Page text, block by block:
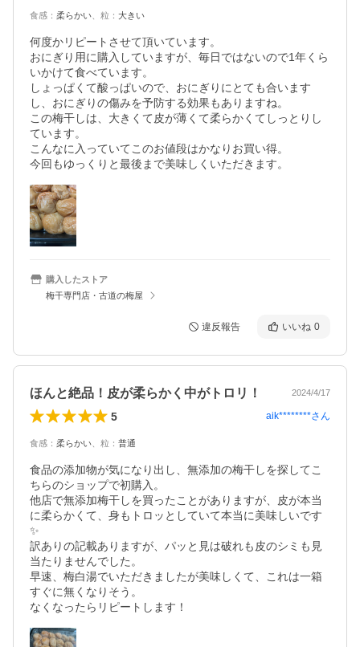
食感 ： 柔らかい 粒 ： 大きい
何度かリピートさせて頂いています。
おにぎり用に購入していますが、毎日ではないので1年くら
いかけて食べています。
しょっぱくて酸っぱいので、おにぎりにとても合います
し、おにぎりの傷みを予防する効果もありますね。
この梅干しは、大きくて皮が薄くて柔らかくてしっとりし
ています。
こんなに入っていてこのお値段はかなりお買い得。
今回もゆっくりと最後まで美味しくいただきます。
購入したストア
梅干専門店・古道の梅屋
違反報告 いいね 0
ほんと絶品！皮が柔らかく中がトロリ！ 2024/4/17
5 aik********さん
食感 ： 柔らかい 粒 ： 普通
食品の添加物が気になり出し、無添加の梅干しを探してこ
ちらのショップで初購入。
他店で無添加梅干しを買ったことがありますが、皮が本当
に柔らかくて、身もトロッとしていて本当に美味しいです
✨
訳ありの記載ありますが、パッと見は破れも皮のシミも見
当たりませんでした。
早速、梅白湯でいただきましたが美味しくて、これは一箱
すぐに無くなりそう。
なくなったらリピートします！